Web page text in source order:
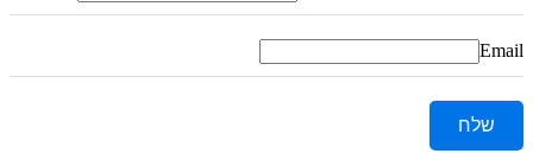
Email
שלח